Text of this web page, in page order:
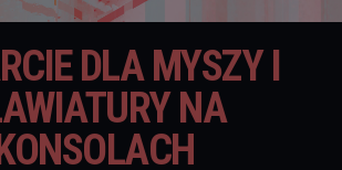
DLA MYSZY I
NA